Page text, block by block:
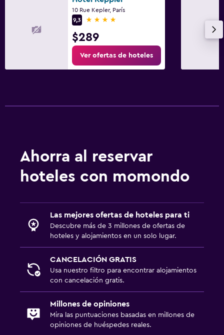
10 Rue Kepler, París
9,3
4 estrellas
$289
Ver ofertas de hoteles
Ahorra al reservar
hoteles con momondo
Las mejores ofertas de hoteles para ti
Descubre más de 3 millones de ofertas de
hoteles y alojamientos en un solo lugar.
CANCELACIÓN GRATIS
Usa nuestro filtro para encontrar alojamientos
con cancelación gratis.
Millones de opiniones
Mira las puntuaciones basadas en millones de
opiniones de huéspedes reales.